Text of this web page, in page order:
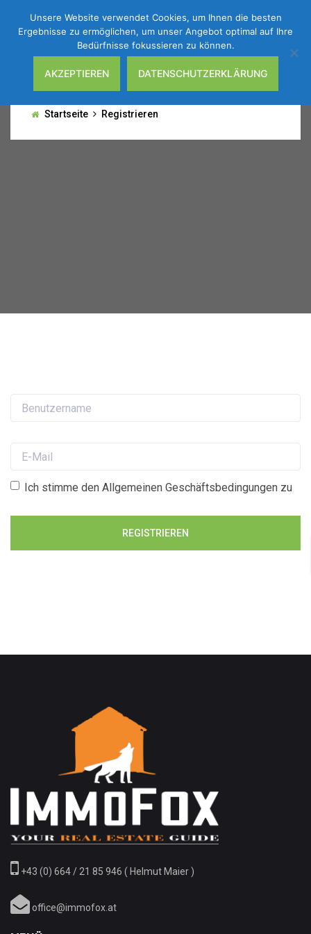
Registrieren
Startseite Registrieren
Benutzername
E-Mail
Ich stimme den Allgemeinen Geschäftsbedingungen zu
REGISTRIEREN
+43 (0) 664 / 21 85 946 ( Helmut Maier )
office@immofox.at
Unsere Website verwendet Cookies, um Ihnen die besten
Ergebnisse zu ermöglichen, um unser Angebot optimal auf Ihre
Bedürfnisse fokussieren zu können.
AKZEPTIEREN DATENSCHUTZERKLÄRUNG